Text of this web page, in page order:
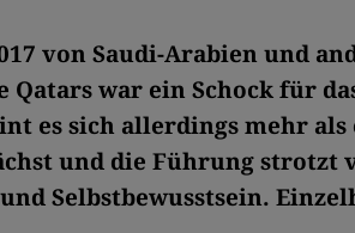
von Saudi-Arabien und
Qatars war ein Schock für
es sich allerdings mehr als
und die Führung strotzt
Selbstbewusstsein.